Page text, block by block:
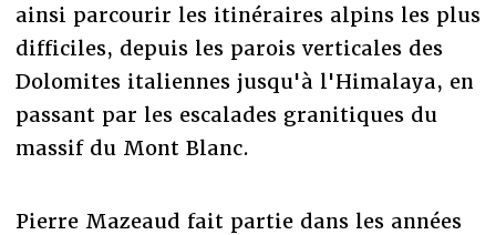
ainsi parcourir les itinéraires alpins les plus
difficiles, depuis les parois verticales des
Dolomites italiennes jusqu'à l'Himalaya, en
passant par les escalades granitiques du
massif du Mont Blanc.
Pierre Mazeaud fait partie dans les années